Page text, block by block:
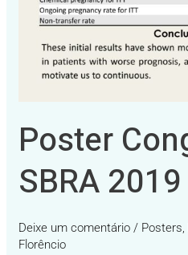
Poster
SBRA 2019
Deixe um comentário / Posters,
Florêncio